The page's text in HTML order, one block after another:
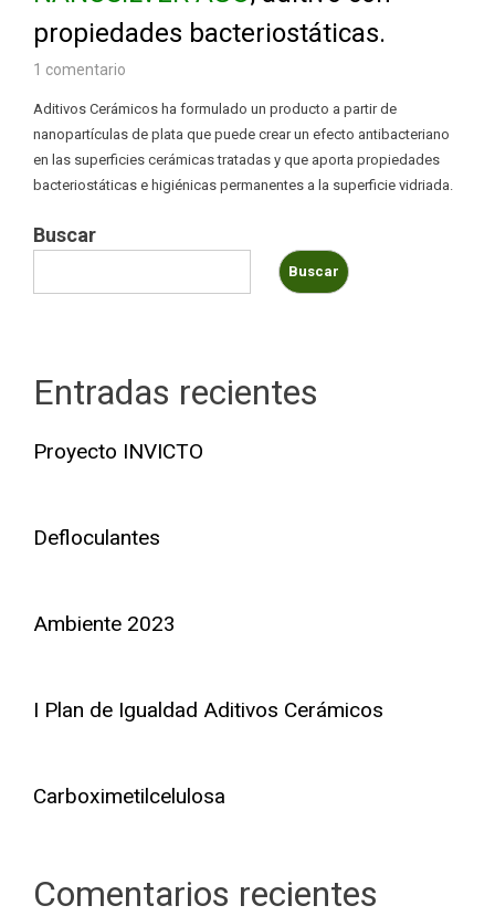
propiedades bacteriostáticas.
1 comentario
Aditivos Cerámicos ha formulado un producto a partir de
nanopartículas de plata que puede crear un efecto antibacteriano
en las superficies cerámicas tratadas y que aporta propiedades
bacteriostáticas e higiénicas permanentes a la superficie vidriada.
Buscar
Buscar
Entradas recientes
Proyecto INVICTO
Defloculantes
Ambiente 2023
I Plan de Igualdad Aditivos Cerámicos
Carboximetilcelulosa
Comentarios recientes